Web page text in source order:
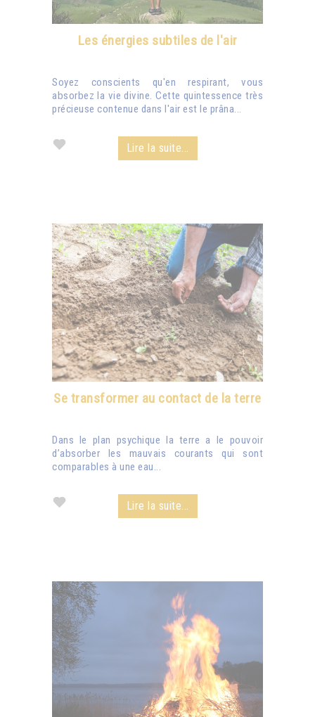
Les énergies subtiles de l'air
Soyez conscients qu'en respirant, vous
absorbez la vie divine. Cette quintessence très
précieuse contenue dans l'air est le prâna...
Lire la suite...
Se transformer au contact de la terre
Dans le plan psychique la terre a le pouvoir
d’absorber les mauvais courants qui sont
comparables à une eau...
Lire la suite...